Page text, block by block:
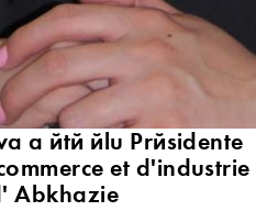
a été élu Présidente
et d'industrie
Abkhazie